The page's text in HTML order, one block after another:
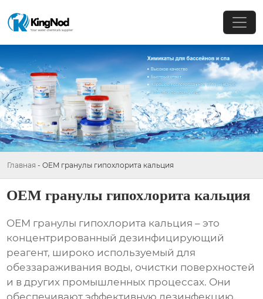
Главная - OEM гранулы гипохлорита кальция
OEM гранулы гипохлорита кальция
OEM гранулы гипохлорита кальция – это
концентрированный дезинфицирующий
реагент, широко используемый для
обеззараживания воды, очистки поверхностей
и в других промышленных процессах. Они